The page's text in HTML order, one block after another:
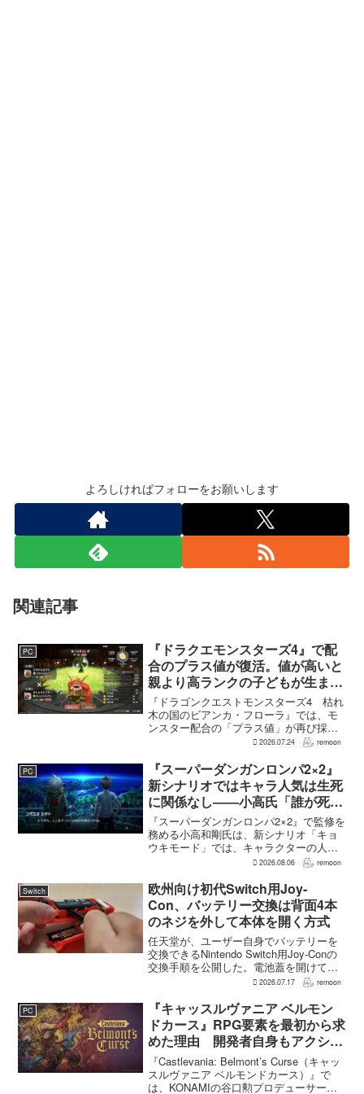
よろしければフォローをお願いします
関連記事
PC
『ドラクエモンスターズ4』で配
合のプラス値が復活。値が高いと
親より高ランクの子どもが生まれ
ることも
『ドラゴンクエストモンスターズ4 枯れ
木の国のビアンカ・フローラ』では、モ
ンスター配合の「プラス値」が再び採用
される。配合を繰り返すことで数値が増
が高くなる補正がかかる。前作『ドラゴ
ンクエストモンスターズ...
2026.07.24 remoon
PC
『スーパーダンガンロンパ2×2』
新シナリオではキャラ人気は生死
に関係なし――小高氏「誰が死ん
でもヘイトメールは送らないで」
『スーパーダンガンロンパ2×2』で監修を
務める小高和剛氏は、新シナリオ「キョ
ウキモード」では、キャラクターの人気
にかかわらず退場させるとRPG Siteのイ
作と変わることで、これまで見られなか
った一面がよ...
2026.08.06 remoon
Switch
欧州向け初代Switch用Joy-
Con、バッテリー交換は背面4本
のネジを外して本体を開く方式
任天堂が、ユーザー自身でバッテリーを
交換できるNintendo Switch用Joy-Conの
交換手順を公開した。電池蓋を開けて入
れ替える方式ではなく、背面のネジ4本を
ケーブルを取り外す必要がある。この
改...
2026.07.17 remoon
PC
『キャッスルヴァニア ベルモン
ドカース』RPG要素を最初から求
めた理由 開発者自身もアクショ
ンのつらさを実感
『Castlevania: Belmont’s Curse（キャッ
スルヴァニア ベルモンドカース）』で
は、KONAMIの谷口勲プロデューサー